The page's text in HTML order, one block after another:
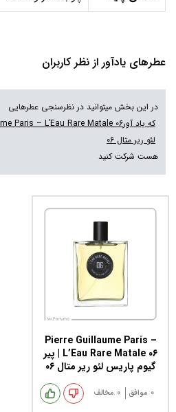
عطرهای یادآور از نظر کاربران
در این بخش میتوانید در نظرسنجی عطرهایی
لئو ریر متال 06
هست شرکت کنید
Pierre Guillaume Paris –
L’Eau Rare Matale 06 | پیر
گیوم پاریس لئو ریر متال 06
0 موافق 0 مخالف